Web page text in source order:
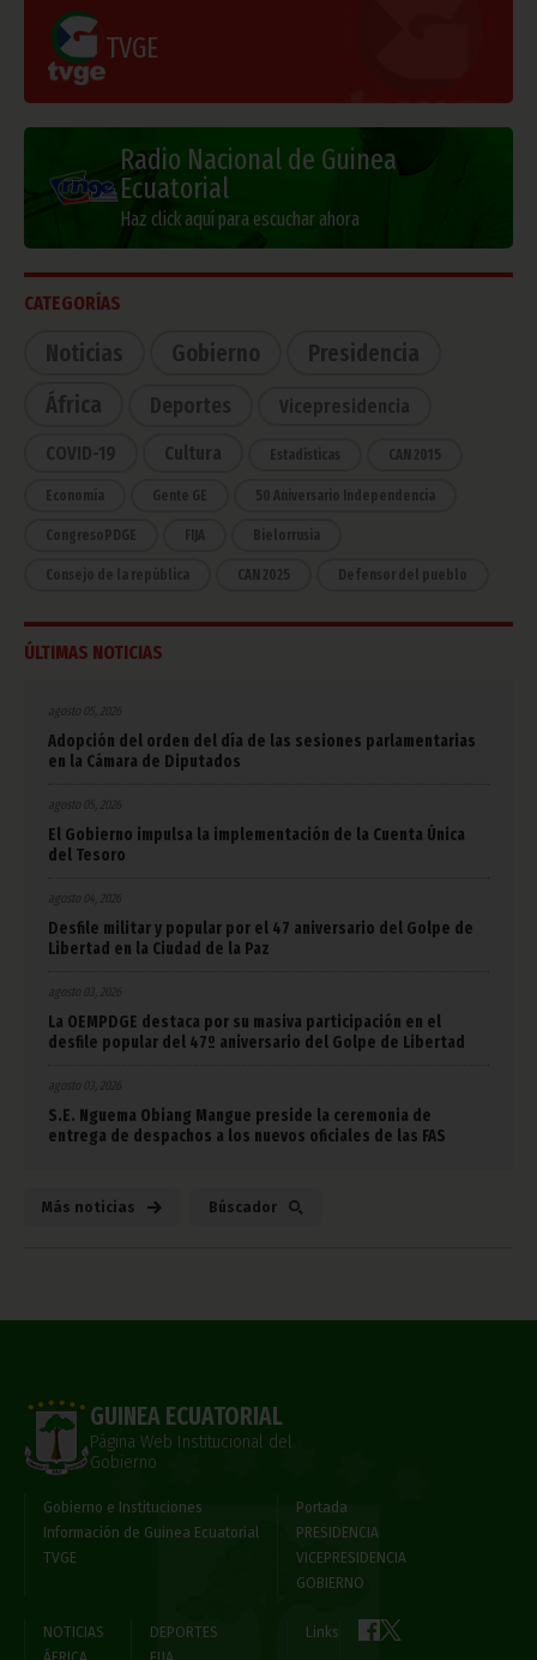
TVGE
Radio Nacional de Guinea
Ecuatorial
Haz click aquí para escuchar ahora
CATEGORÍAS
Noticias Gobierno
Presidencia
África
Deportes Vicepresidencia
COVID-19 Cultura Estadísticas CAN 2015
Economía Gente GE 50 Aniversario Independencia
CongresoPDGE FIJA Bielorrusia
Consejo de la república CAN 2025 Defensor del pueblo
ÚLTIMAS NOTICIAS
agosto 05, 2026
Adopción del orden del día de las sesiones parlamentarias
en la Cámara de Diputados
agosto 05, 2026
El Gobierno impulsa la implementación de la Cuenta Única
del Tesoro
agosto 04, 2026
Desfile militar y popular por el 47 aniversario del Golpe de
Libertad en la Ciudad de la Paz
agosto 03, 2026
La OEMPDGE destaca por su masiva participación en el
desfile popular del 47º aniversario del Golpe de Libertad
agosto 03, 2026
S.E. Nguema Obiang Mangue preside la ceremonia de
entrega de despachos a los nuevos oficiales de las FAS
Más noticias Búscador
GUINEA ECUATORIAL
Página Web Institucional del
Gobierno
Gobierno e Instituciones
Información de Guinea Ecuatorial
TVGE
Portada
PRESIDENCIA
VICEPRESIDENCIA
GOBIERNO
NOTICIAS
DEPORTES
Links